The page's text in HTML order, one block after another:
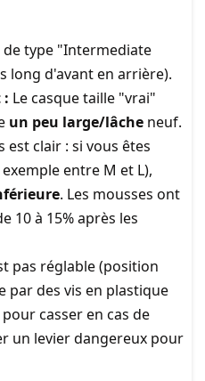
de type "Intermediate
long d'avant en arrière).
: Le casque taille "vrai"
un peu large/lâche neuf.
est clair : si vous êtes
entre M et L),
. Les mousses ont
10 à 15% après les
pas réglable (position
par des vis en plastique
casser en cas de
un levier dangereux pour